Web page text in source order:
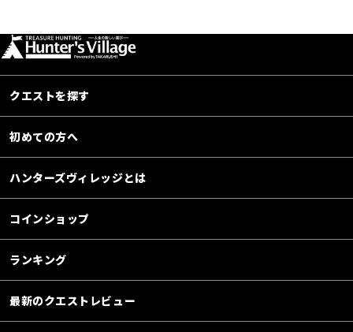
クエストを探す
初めての方へ
ハンターズヴィレッジとは
コインショップ
ランキング
最新のクエストレビュー